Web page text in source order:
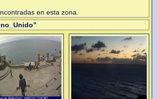
en esta zona.